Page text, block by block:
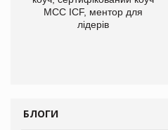
МСС ICF, ментор для
лідерів
БЛОГИ